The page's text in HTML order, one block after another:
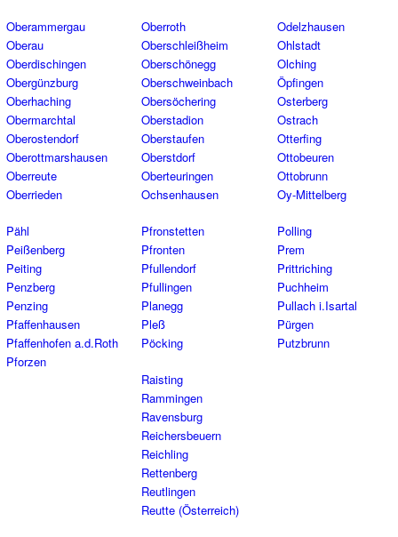
Oberammergau
Oberau
Oberdischingen
Obergünzburg
Oberhaching
Obermarchtal
Oberostendorf
Oberottmarshausen
Oberreute
Oberrieden
Oberroth
Oberschleißheim
Oberschönegg
Oberschweinbach
Obersöchering
Oberstadion
Oberstaufen
Oberstdorf
Oberteuringen
Ochsenhausen
Odelzhausen
Ohlstadt
Olching
Öpfingen
Osterberg
Ostrach
Otterfing
Ottobeuren
Ottobrunn
Oy-Mittelberg
Pähl
Peißenberg
Peiting
Penzberg
Penzing
Pfaffenhausen
Pfaffenhofen a.d.Roth
Pforzen
Pfronstetten
Pfronten
Pfullendorf
Pfullingen
Planegg
Pleß
Pöcking
Polling
Prem
Prittriching
Puchheim
Pullach i.Isartal
Pürgen
Putzbrunn
Raisting
Rammingen
Ravensburg
Reichersbeuern
Reichling
Rettenberg
Reutlingen
Reutte (Österreich)